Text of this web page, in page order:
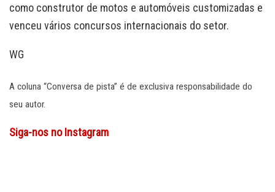
como construtor de motos e automóveis customizadas e
venceu vários concursos internacionais do setor.
WG
A coluna “Conversa de pista” é de exclusiva responsabilidade do
seu autor.
Siga-nos no Instagram